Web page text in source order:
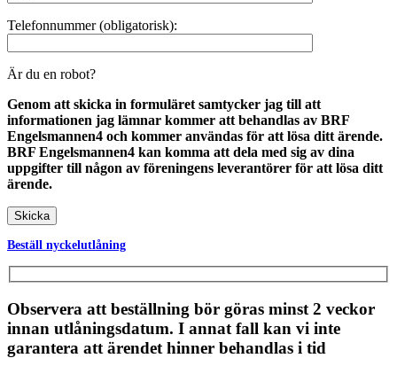
Telefonnummer (obligatorisk):
Är du en robot?
Genom att skicka in formuläret samtycker jag till att
informationen jag lämnar kommer att behandlas av BRF
Engelsmannen4 och kommer användas för att lösa ditt ärende.
BRF Engelsmannen4 kan komma att dela med sig av dina
uppgifter till någon av föreningens leverantörer för att lösa ditt
ärende.
Beställ nyckelutlåning
Observera att beställning bör göras minst 2 veckor
innan utlåningsdatum. I annat fall kan vi inte
garantera att ärendet hinner behandlas i tid